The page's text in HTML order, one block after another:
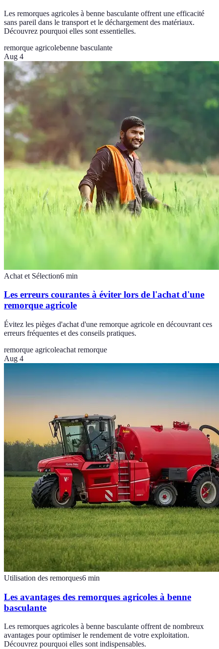
Les remorques agricoles à benne basculante offrent une efficacité
sans pareil dans le transport et le déchargement des matériaux.
Découvrez pourquoi elles sont essentielles.
remorque agricolebenne basculante
Aug 4
Achat et Sélection6 min
Les erreurs courantes à éviter lors de l'achat d'une
remorque agricole
Évitez les pièges d'achat d'une remorque agricole en découvrant ces
erreurs fréquentes et des conseils pratiques.
remorque agricoleachat remorque
Aug 4
Utilisation des remorques6 min
Les avantages des remorques agricoles à benne
basculante
Les remorques agricoles à benne basculante offrent de nombreux
avantages pour optimiser le rendement de votre exploitation.
Découvrez pourquoi elles sont indispensables.